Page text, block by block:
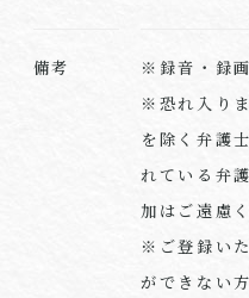
備考
※録音・録
※恐れ入り
を除く弁護
れている弁
加はご遠慮
※ご登録い
ができない